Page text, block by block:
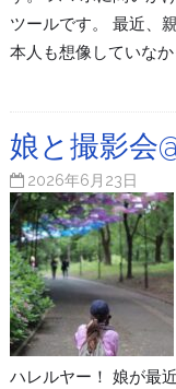
ツールです。 最近、
本人も想像していな
娘と撮影会
2026年6月23日
ハレルヤー！ 娘が最